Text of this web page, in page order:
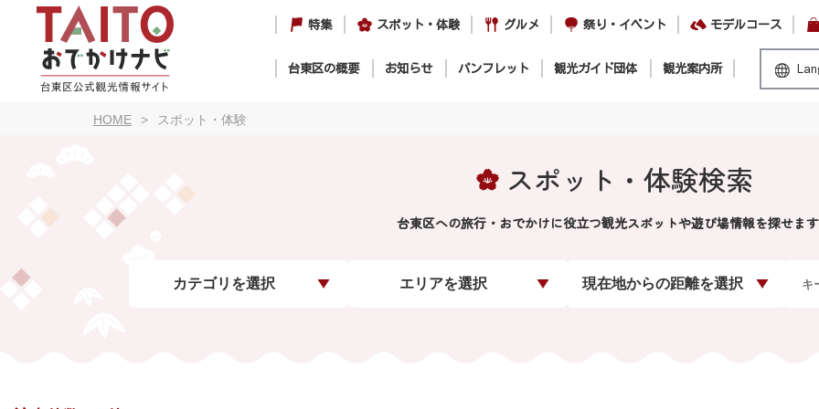
特集 スポット・体験 グルメ 祭り・イベント モデルコース
台東区の概要 お知らせ パンフレット 観光ガイド団体 観光案内所
HOME スポット・体験
スポット・体験検索
台東区への旅行・おでかけに役立つ観光スポットや遊び場情報を探せま
カテゴリを選択 エリアを選択 現在地からの距離を選択